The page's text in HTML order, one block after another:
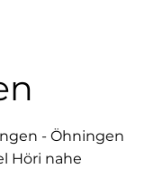
- Öhningen
Höri nahe